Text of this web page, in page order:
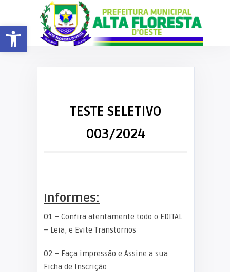
Barra de Ferramentas Aberta
TESTE SELETIVO
003/2024
Informes:
01 – Confira atentamente todo o EDITAL
– Leia, e Evite Transtornos
02 – Faça impressão e Assine a sua
Ficha de Inscrição